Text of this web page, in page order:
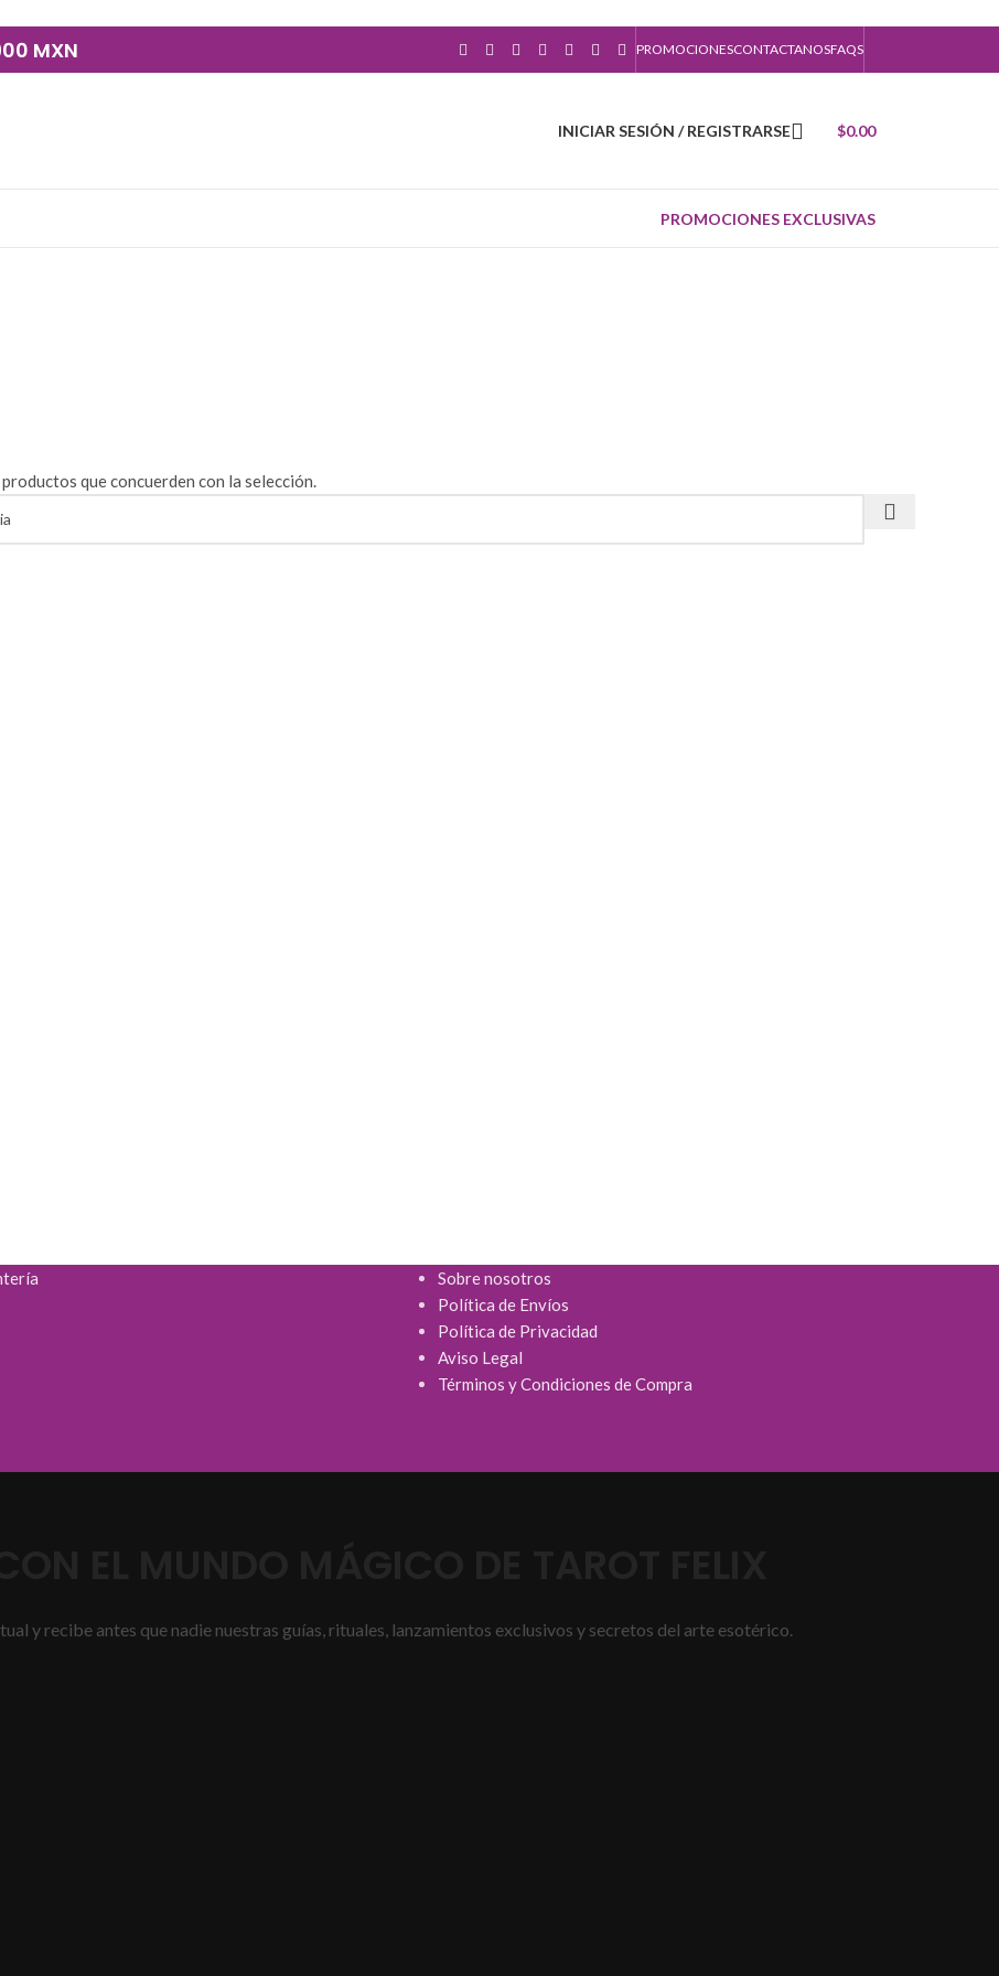
MXN PROMOCIONESCONTACTANOSFAQS
INICIAR SESIÓN / REGISTRARSE $0.00
PROMOCIONES EXCLUSIVAS
que concuerden con la selección.
Sobre nosotros
Política de Envíos
Política de Privacidad
Aviso Legal
Términos y Condiciones de Compra
y recibe antes que nadie nuestras guías, rituales, lanzamientos exclusivos y secretos del arte esotérico.